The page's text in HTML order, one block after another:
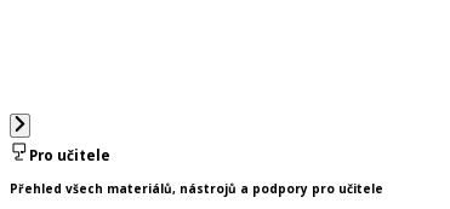
Pro učitele
Přehled všech materiálů, nástrojů a podpory pro učitele